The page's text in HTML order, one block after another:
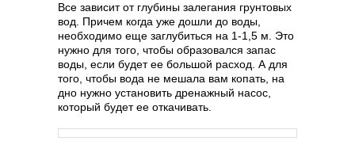
Все зависит от глубины залегания грунтовых
вод. Причем когда уже дошли до воды,
необходимо еще заглубиться на 1-1,5 м. Это
нужно для того, чтобы образовался запас
воды, если будет ее большой расход. А для
того, чтобы вода не мешала вам копать, на
дно нужно установить дренажный насос,
который будет ее откачивать.